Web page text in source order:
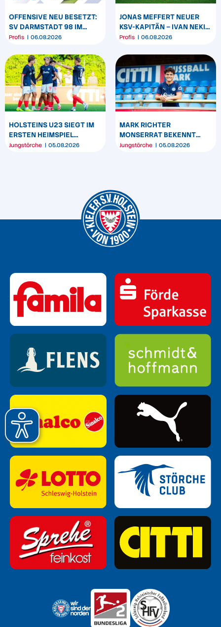
OFFENSIVE NEU BESETZT:
SV DARMSTADT 98 IM
GEGNERCHECK
Profis 06.08.2026
JONAS MEFFERT NEUER
KSV-KAPITÄN – IVAN NEKIĆ
UND KASPER DAVIDSEN
Profis 06.08.2026
HOLSTEINS U23 SIEGT IM
ERSTEN HEIMSPIEL
DEUTLICH
Jungstörche 05.08.2026
MARK RICHTER
MONSERRAT BEKENNT
SICH LANGFRISTIG ZUR
Jungstörche 05.08.2026